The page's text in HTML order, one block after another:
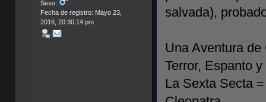
Sexo:
Fecha de registro: Mayo 23,
2016, 20:30:14 pm
salvada),
Una Aventura
Terror, Espanto
La Sexta Secta